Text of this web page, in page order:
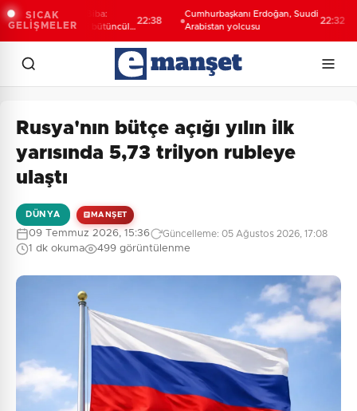
SICAK
GELİŞMELER
Vekili Şahin Biba:
geleceğini bütüncül
22:38
Cumhurbaşkanı Erdoğan, Suudi
Arabistan yolcusu
22:32
Rusya'nın bütçe açığı yılın ilk
yarısında 5,73 trilyon rubleye
ulaştı
DÜNYA MANŞET
09 Temmuz 2026, 15:36 Güncelleme: 05 Ağustos 2026, 17:08
1 dk okuma 499 görüntülenme